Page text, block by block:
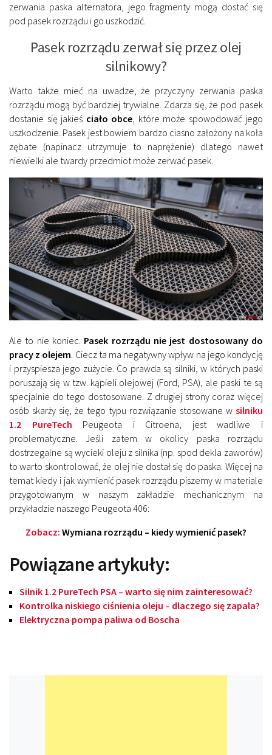
zerwania paska alternatora, jego fragmenty mogą dostać się
pod pasek rozrządu i go uszkodzić.
Pasek rozrządu zerwał się przez olej
silnikowy?
Warto także mieć na uwadze, że przyczyny zerwania paska
rozrządu mogą być bardziej trywialne. Zdarza się, że pod pasek
dostanie się jakieś ciało obce, które może spowodować jego
uszkodzenie. Pasek jest bowiem bardzo ciasno założony na koła
zębate (napinacz utrzymuje to naprężenie) dlatego nawet
niewielki ale twardy przedmiot może zerwać pasek.
Ale to nie koniec. Pasek rozrządu nie jest dostosowany do
pracy z olejem. Ciecz ta ma negatywny wpływ na jego kondycję
i przyspiesza jego zużycie. Co prawda są silniki, w których paski
poruszają się w tzw. kąpieli olejowej (Ford, PSA), ale paski te są
specjalnie do tego dostosowane. Z drugiej strony coraz więcej
osób skarży się, że tego typu rozwiązanie stosowane w silniku
1.2 PureTech Peugeota i Citroena, jest wadliwe i
problematyczne. Jeśli zatem w okolicy paska rozrządu
dostrzegalne są wycieki oleju z silnika (np. spod dekla zaworów)
to warto skontrolować, że olej nie dostał się do paska. Więcej na
temat kiedy i jak wymienić pasek rozrządu piszemy w materiale
przygotowanym w naszym zakładzie mechanicznym na
przykładzie naszego Peugeota 406:
Zobacz: Wymiana rozrządu – kiedy wymienić pasek?
Powiązane artykuły:
Silnik 1.2 PureTech PSA – warto się nim zainteresować?
Kontrolka niskiego ciśnienia oleju – dlaczego się zapala?
Elektryczna pompa paliwa od Boscha